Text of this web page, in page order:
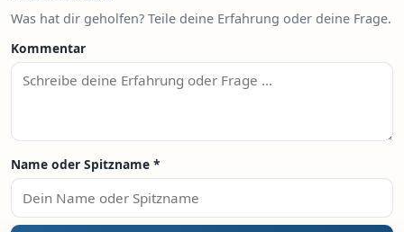
Was hat dir geholfen? Teile deine Erfahrung oder deine Frage.
Kommentar
Name oder Spitzname *